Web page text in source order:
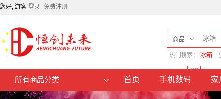
您好, 游客 登录 免费注册
商品
热门搜索： 冰箱
所有商品分类 首页 手机数码
HOT
家